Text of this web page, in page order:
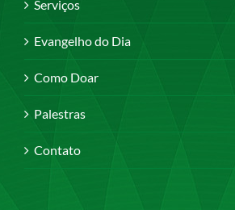
Serviços
Evangelho do Dia
Como Doar
Palestras
Contato